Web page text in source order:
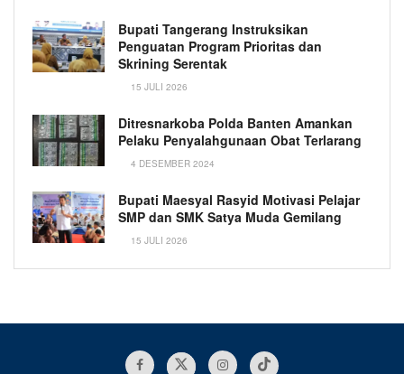
Bupati Tangerang Instruksikan
Penguatan Program Prioritas dan
Skrining Serentak
15 JULI 2026
Ditresnarkoba Polda Banten Amankan
Pelaku Penyalahgunaan Obat Terlarang
4 DESEMBER 2024
Bupati Maesyal Rasyid Motivasi Pelajar
SMP dan SMK Satya Muda Gemilang
15 JULI 2026